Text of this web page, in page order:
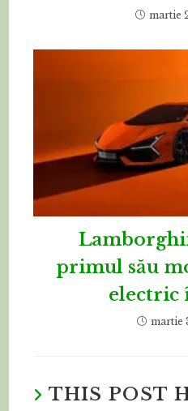
martie
primul său
electric
martie
THIS POST